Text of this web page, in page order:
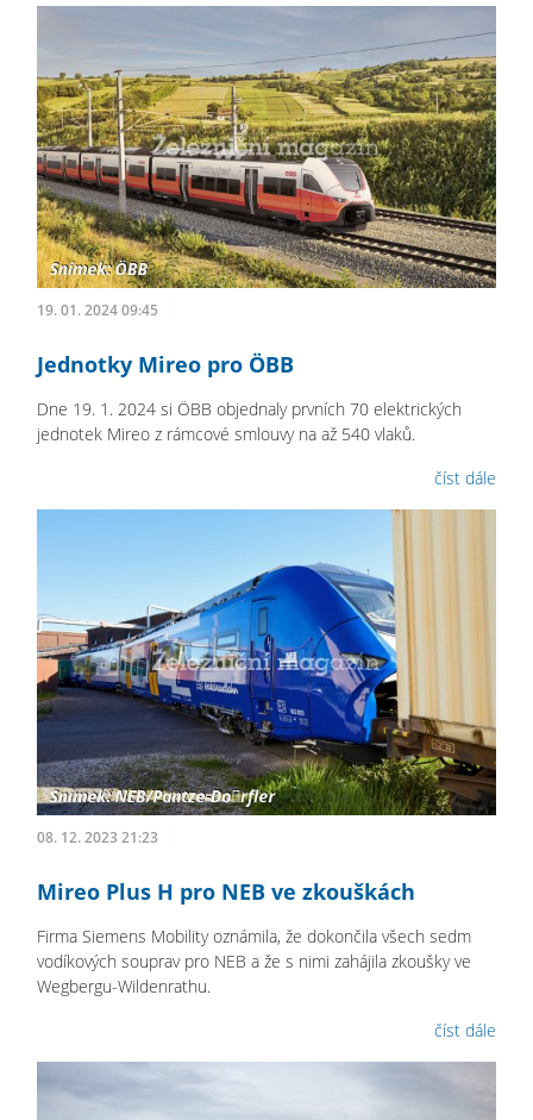
19. 01. 2024 09:45
Jednotky Mireo pro ÖBB
Dne 19. 1. 2024 si ÖBB objednaly prvních 70 elektrických
jednotek Mireo z rámcové smlouvy na až 540 vlaků.
číst dále
08. 12. 2023 21:23
Mireo Plus H pro NEB ve zkouškách
Firma Siemens Mobility oznámila, že dokončila všech sedm
vodíkových souprav pro NEB a že s nimi zahájila zkoušky ve
Wegbergu-Wildenrathu.
číst dále